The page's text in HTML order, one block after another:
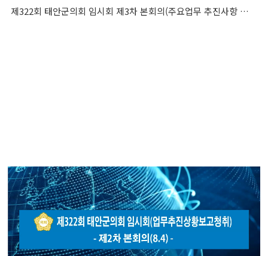
제322회 태안군의회 임시회 제3차 본회의(주요업무 추진사항 보고 청취)